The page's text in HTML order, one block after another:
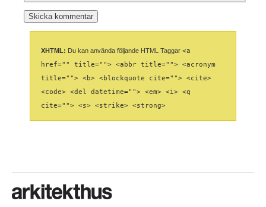
XHTML: Du kan använda följande HTML Taggar <a
href="" title=""> <abbr title=""> <acronym
title=""> <b> <blockquote cite=""> <cite>
<code> <del datetime=""> <em> <i> <q
cite=""> <s> <strike> <strong>